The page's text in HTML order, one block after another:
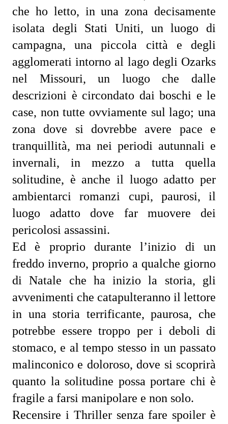
che ho letto, in una zona decisamente
isolata degli Stati Uniti, un luogo di
campagna, una piccola città e degli
agglomerati intorno al lago degli Ozarks
nel Missouri, un luogo che dalle
descrizioni è circondato dai boschi e le
case, non tutte ovviamente sul lago; una
zona dove si dovrebbe avere pace e
tranquillità, ma nei periodi autunnali e
invernali, in mezzo a tutta quella
solitudine, è anche il luogo adatto per
ambientarci romanzi cupi, paurosi, il
luogo adatto dove far muovere dei
pericolosi assassini.
Ed è proprio durante l’inizio di un
freddo inverno, proprio a qualche giorno
di Natale che ha inizio la storia, gli
avvenimenti che catapulteranno il lettore
in una storia terrificante, paurosa, che
potrebbe essere troppo per i deboli di
stomaco, e al tempo stesso in un passato
malinconico e doloroso, dove si scoprirà
quanto la solitudine possa portare chi è
fragile a farsi manipolare e non solo.
Recensire i Thriller senza fare spoiler è